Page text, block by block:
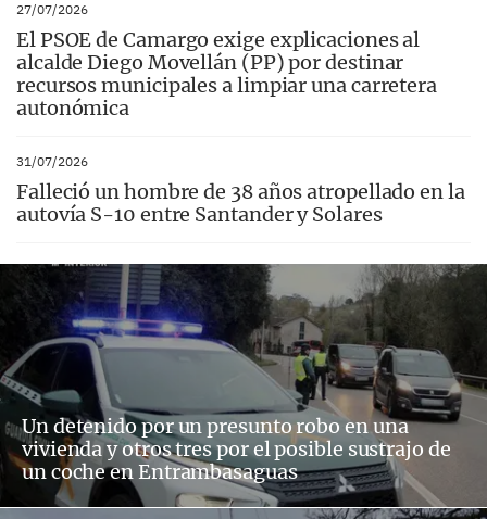
27/07/2026
El PSOE de Camargo exige explicaciones al
alcalde Diego Movellán (PP) por destinar
recursos municipales a limpiar una carretera
autonómica
31/07/2026
Falleció un hombre de 38 años atropellado en la
autovía S-10 entre Santander y Solares
Un detenido por un presunto robo en una
vivienda y otros tres por el posible sustrajo de
un coche en Entrambasaguas